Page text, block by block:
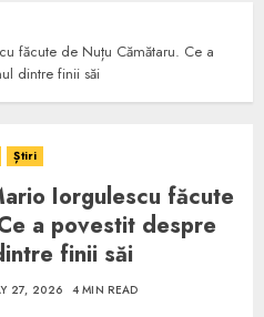
făcute de Nuțu Cămătaru. Ce a
dintre finii săi
Știri
Iorgulescu făcute
a povestit despre
finii săi
27, 2026 4 MIN READ